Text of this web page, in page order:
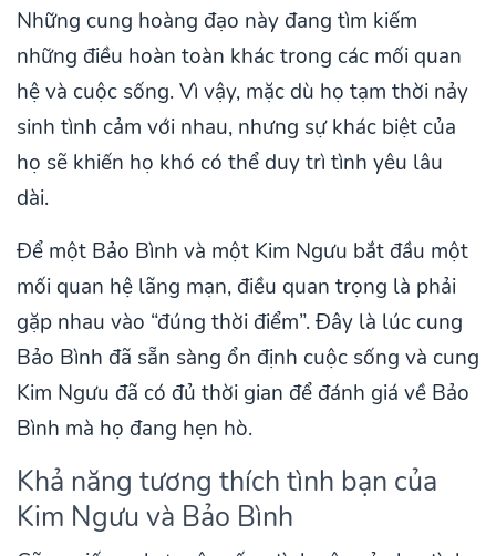
Những cung hoàng đạo này đang tìm kiếm
những điều hoàn toàn khác trong các mối quan
hệ và cuộc sống. Vì vậy, mặc dù họ tạm thời nảy
sinh tình cảm với nhau, nhưng sự khác biệt của
họ sẽ khiến họ khó có thể duy trì tình yêu lâu
dài.
Để một Bảo Bình và một Kim Ngưu bắt đầu một
mối quan hệ lãng mạn, điều quan trọng là phải
gặp nhau vào “đúng thời điểm”. Đây là lúc cung
Bảo Bình đã sẵn sàng ổn định cuộc sống và cung
Kim Ngưu đã có đủ thời gian để đánh giá về Bảo
Bình mà họ đang hẹn hò.
Khả năng tương thích tình bạn của
Kim Ngưu và Bảo Bình